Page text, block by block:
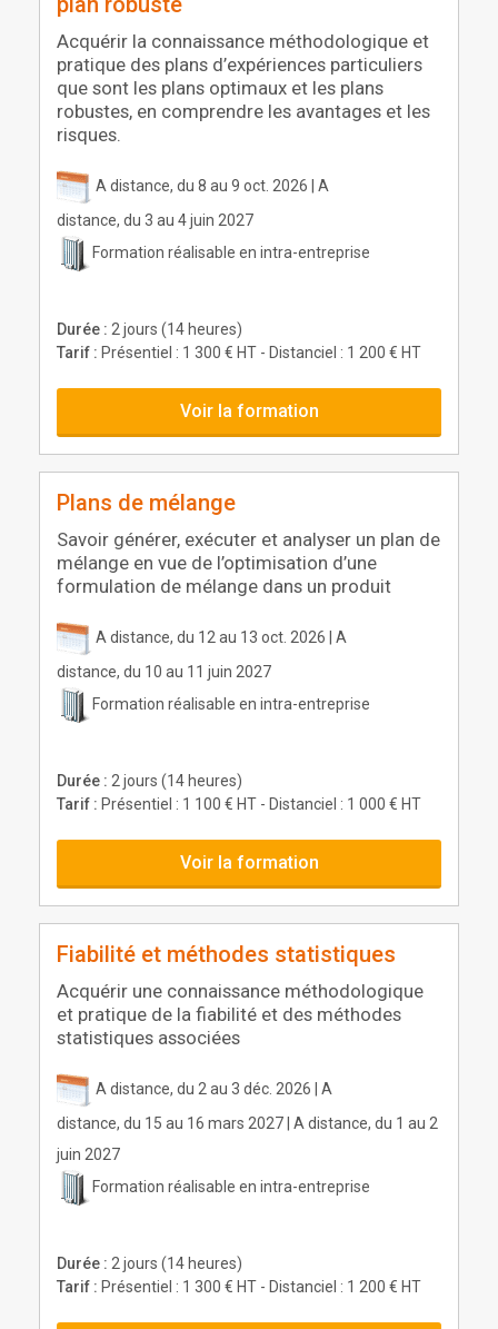
Acquérir la connaissance méthodologique et
pratique des plans d’expériences particuliers
que sont les plans optimaux et les plans
robustes, en comprendre les avantages et les
risques.
A distance, du 8 au 9 oct. 2026 | A
distance, du 3 au 4 juin 2027
Formation réalisable en intra-entreprise
Durée : 2 jours (14 heures)
Tarif : Présentiel : 1 300 € HT - Distanciel : 1 200 € HT
Voir la formation
Plans de mélange
Savoir générer, exécuter et analyser un plan de
mélange en vue de l’optimisation d’une
formulation de mélange dans un produit
A distance, du 12 au 13 oct. 2026 | A
distance, du 10 au 11 juin 2027
Formation réalisable en intra-entreprise
Durée : 2 jours (14 heures)
Tarif : Présentiel : 1 100 € HT - Distanciel : 1 000 € HT
Voir la formation
Fiabilité et méthodes statistiques
Acquérir une connaissance méthodologique
et pratique de la fiabilité et des méthodes
statistiques associées
A distance, du 2 au 3 déc. 2026 | A
distance, du 15 au 16 mars 2027 | A distance, du 1 au 2
juin 2027
Formation réalisable en intra-entreprise
Durée : 2 jours (14 heures)
Tarif : Présentiel : 1 300 € HT - Distanciel : 1 200 € HT